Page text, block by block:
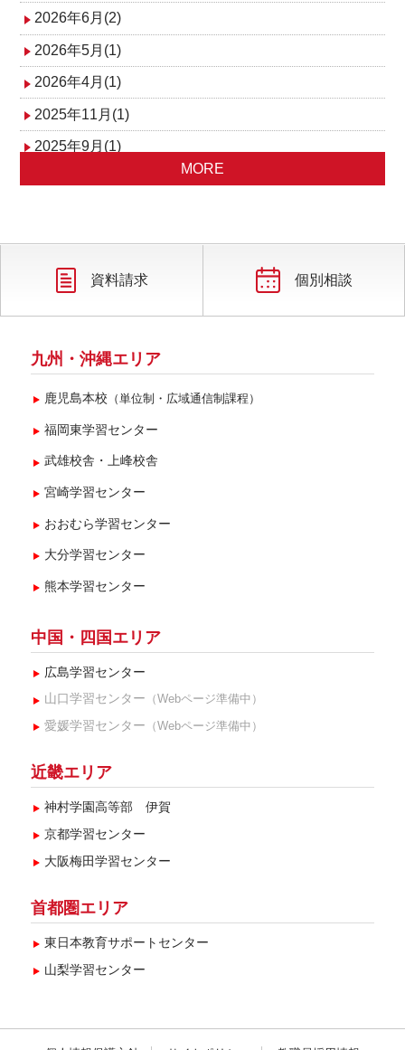
ン2026年6月(2)
2026年5月(1)
2026年4月(1)
2025年11月(1)
2025年9月(1)
2025年2月(2)
2024年11月(1)
2024年5月(1)
2024年4月(1)
2023年9月(1)
2022年10月(1)
2021年5月(3)
2020年9月(1)
2020年7月(1)
2019年5月(1)
2018年5月(1)
2017年12月(3)
2017年11月(2)
2015年2月(2)
MORE
資料請求 個別相談
九州・沖縄エリア
鹿児島本校 （単位制・広域通信制課程）
福岡東学習センター
武雄校舎・上峰校舎
宮崎学習センター
おおむら学習センター
大分学習センター
熊本学習センター
中国・四国エリア
広島学習センター
山口学習センター （Webページ準備中）
愛媛学習センター （Webページ準備中）
近畿エリア
神村学園高等部 伊賀
京都学習センター
大阪梅田学習センター
首都圏エリア
東日本教育サポートセンター
山梨学習センター